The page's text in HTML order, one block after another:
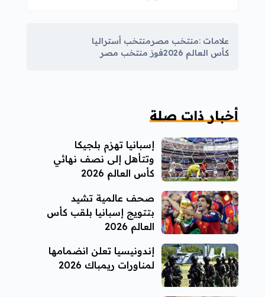
علامات :منتخب مصرمنتخب أستراليا
كأس العالم 2026
فوز منتخب مصر
أخبار ذات صلة
إسبانيا تهزم بلجيكا
وتتأهل إلى نصف نهائي
كأس العالم 2026
صحف عالمية تشيد
بتتويج إسبانيا بلقب كأس
العالم 2026
إندونيسيا تعلن انضمامها
لمناورات ريمباك 2026